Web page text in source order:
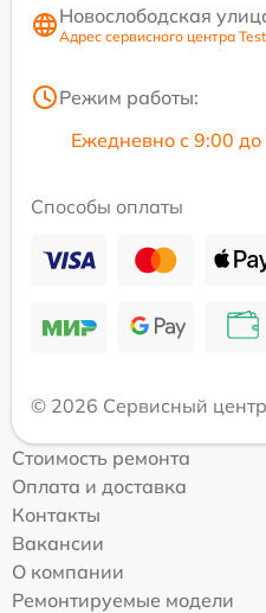
Новослободская
Адрес сервисного центра
Режим работы:
Ежедневно с 9:00
Способы оплаты
© 2026 Сервисный
Стоимость ремонта
Оплата и доставка
Контакты
Вакансии
О компании
Ремонтируемые модели